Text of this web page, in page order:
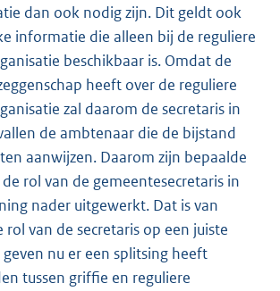
dan ook nodig zijn. Dit geldt ook
informatie die alleen bij de reguliere
beschikbaar is. Omdat de
heeft over de reguliere
zal daarom de secretaris in
de ambtenaar die de bijstand
aanwijzen. Daarom zijn bepaalde
rol van de gemeentesecretaris in
nader uitgewerkt. Dat is van
rol van de secretaris op een juiste
nu er een splitsing heeft
tussen griffie en reguliere